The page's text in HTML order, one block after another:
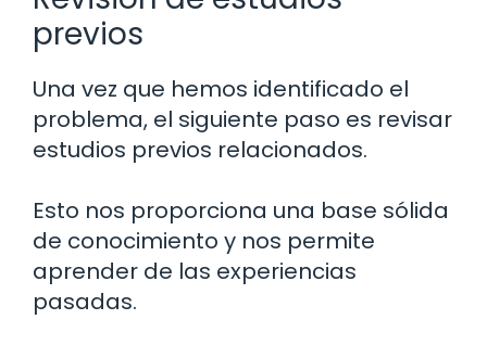
previos
Una vez que hemos identificado el
problema, el siguiente paso es revisar
estudios previos relacionados.
Esto nos proporciona una base sólida
de conocimiento y nos permite
aprender de las experiencias
pasadas.